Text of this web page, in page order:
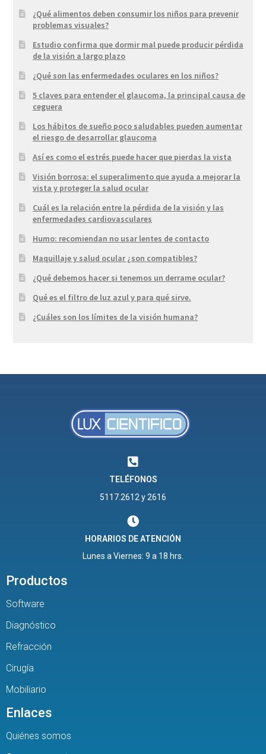
¿Qué alimentos deben consumir los niños para prevenir
problemas visuales?
Estudio confirma que dormir mal puede producir pérdida
de la visión a largo plazo
¿Qué son las enfermedades oculares en los niños?
5 claves para entender el glaucoma, la principal causa de
ceguera
Los hábitos de sueño poco saludables pueden aumentar
el riesgo de desarrollar glaucoma
Así es como el estrés puede hacer que pierdas la vista
Visión borrosa: el superalimento que ayuda a mejorar la
vista y proteger la salud ocular
Cuál es la relación entre la pérdida de la visión y las
enfermedades cardiovasculares
Humo: recomiendan no usar lentes de contacto
Maquillaje y salud ocular ¿son compatibles?
¿Qué debemos hacer si tenemos un derrame ocular?
Qué es el filtro de luz azul y para qué sirve.
¿Cuáles son los límites de la visión humana?
TELÉFONOS
5117.2612 y 2616
HORARIOS DE ATENCIÓN
Lunes a Viernes: 9 a 18 hrs.
Productos
Software
Diagnóstico
Refracción
Cirugía
Mobiliario
Enlaces
Quiénes somos